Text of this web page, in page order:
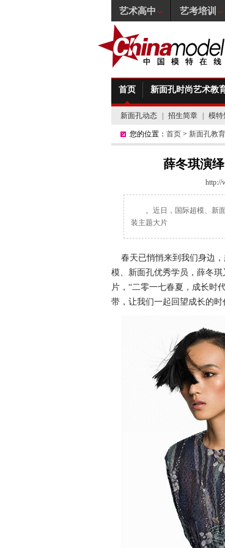
首页 新面孔时尚艺术教
新面孔动态 招生简章 模特
您的位置： 首页 > 新面孔教育
薛冬琪演
http://
。近日，国际超模、新
装主题大片
春天已悄悄来到我们身边，
模、新面孔优秀学员，薛冬
片，“二零一七春夏，成长时
带，让我们一起回望成长的时
艺术高中 艺考培训